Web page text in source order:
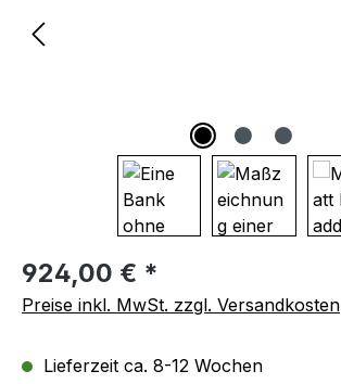
Regulärer Preis:
924,00 € *
Preise inkl. MwSt. zzgl. Versandkosten
Lieferzeit ca. 8-12 Wochen